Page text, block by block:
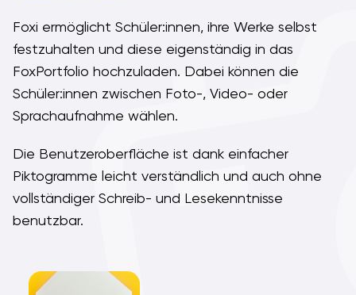
Foxi ermöglicht Schüler:innen, ihre Werke selbst
festzuhalten und diese eigenständig in das
FoxPortfolio hochzuladen. Dabei können die
Schüler:innen zwischen Foto-, Video- oder
Sprachaufnahme wählen.
Die Benutzeroberfläche ist dank einfacher
Piktogramme leicht verständlich und auch ohne
vollständiger Schreib- und Lesekenntnisse
benutzbar.